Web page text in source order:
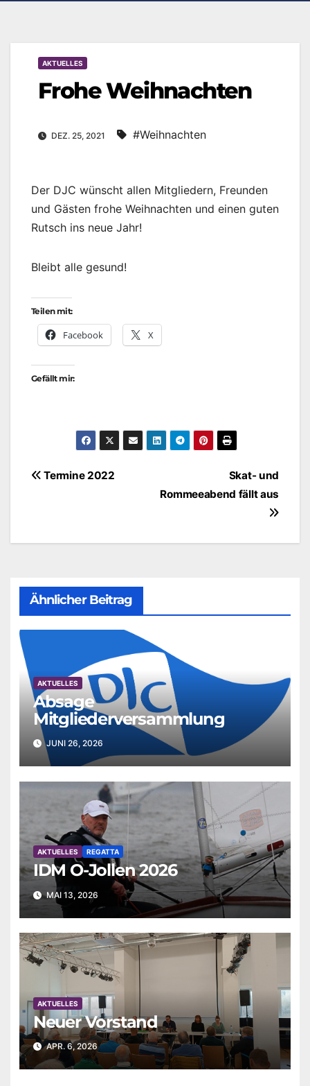
AKTUELLES
Frohe Weihnachten
DEZ. 25, 2021 #Weihnachten
Der DJC wünscht allen Mitgliedern, Freunden
und Gästen frohe Weihnachten und einen guten
Rutsch ins neue Jahr!
Bleibt alle gesund!
Teilen mit:
Facebook X
Gefällt mir:
BeitragsnavigationSkat- und
Rommeeabend fällt aus
Termine 2022
Ähnlicher Beitrag
AKTUELLES
Absage
Mitgliederversammlung
JUNI 26, 2026
AKTUELLES REGATTA
IDM O-Jollen 2026
MAI 13, 2026
AKTUELLES
Neuer Vorstand
APR. 6, 2026